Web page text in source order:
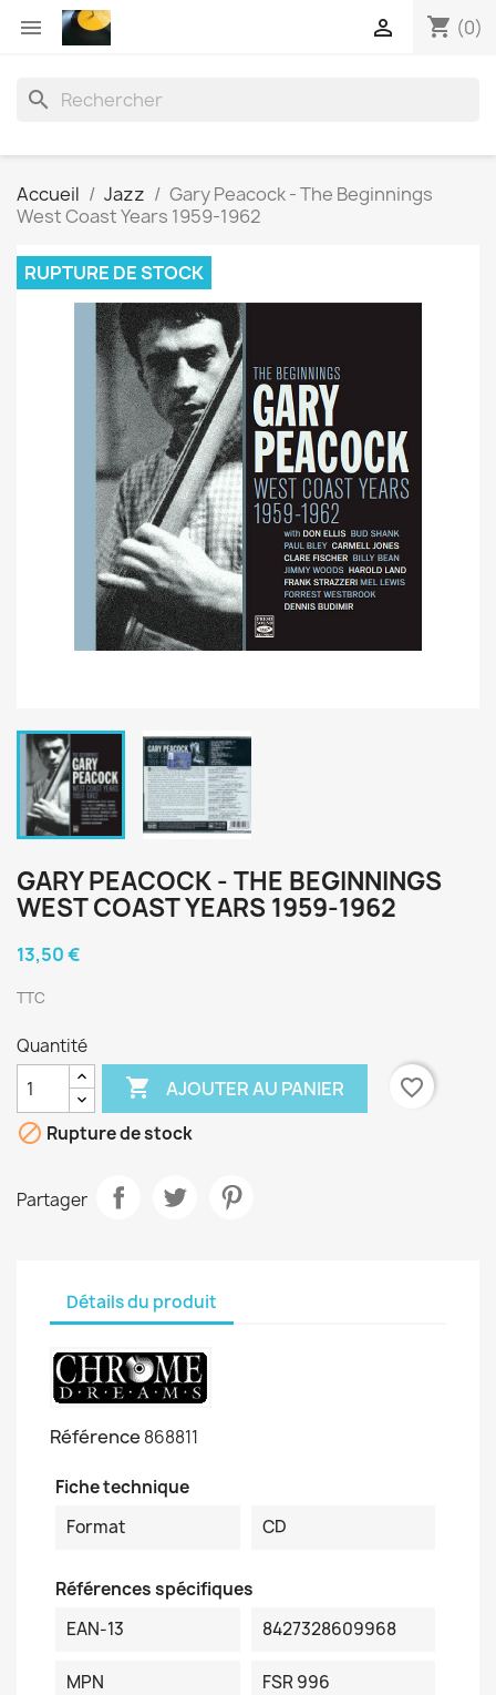
 shopping_cart (0)

search
Accueil Jazz
Gary Peacock - The Beginnings
West Coast Years 1959-1962
RUPTURE DE STOCK
GARY PEACOCK - THE BEGINNINGS
WEST COAST YEARS 1959-1962
13,50 €
TTC
Quantité
 AJOUTER AU PANIER
favorite_border
 Rupture de stock
Partager
Détails du produit
Référence 868811
Fiche technique
Format
CD
Références spécifiques
EAN-13
8427328609968
MPN FSR 996